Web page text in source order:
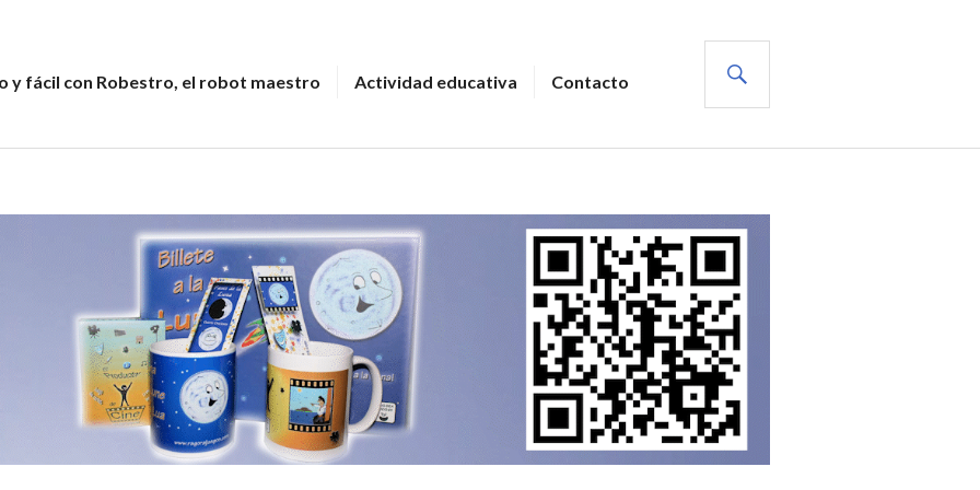
y fácil con Robestro, el robot maestro Actividad educativa
Contacto